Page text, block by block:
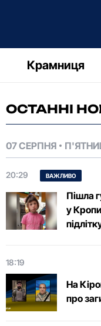
Крамниця
ОСТАННІ
07 СЕРПНЯ
20:29 ВАЖЛИВО
Пішла
у
18:19
На
про